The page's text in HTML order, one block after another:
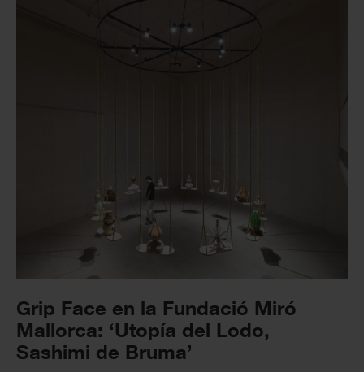
Grip Face en la Fundació Miró
Mallorca: ‘Utopía del Lodo,
Sashimi de Bruma’